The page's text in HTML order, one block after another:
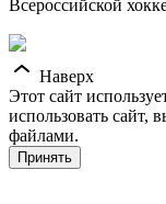
Всероссийской
Наверх
Этот сайт
использовать сайт,
файлами.
Принять